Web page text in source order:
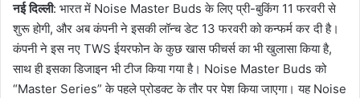
नई दिल्ली: भारत में Noise Master Buds के लिए प्री-बुकिंग 11 फरवरी से
शुरू होगी, और अब कंपनी ने इसकी लॉन्च डेट 13 फरवरी को कन्फर्म कर दी है।
कंपनी ने इस नए TWS ईयरफोन के कुछ खास फीचर्स का भी खुलासा किया है,
साथ ही इसका डिजाइन भी टीज किया गया है। Noise Master Buds को
“Master Series” के पहले प्रोडक्ट के तौर पर पेश किया जाएगा। यह Noise